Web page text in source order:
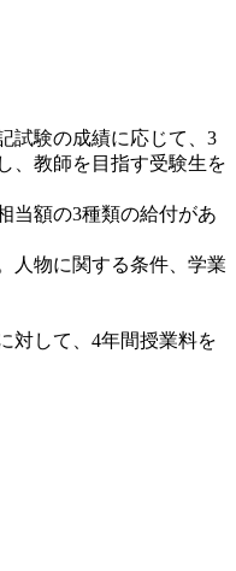
試験の成績に応じて、3
、教師を目指す受験生を
当額の3種類の給付があ
人物に関する条件、学業
対して、4年間授業料を